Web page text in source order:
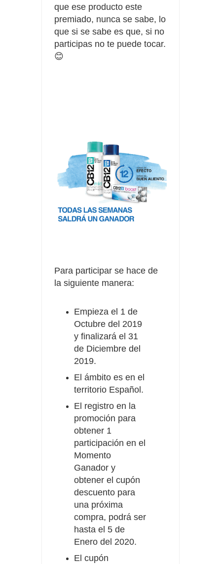
que ese producto este
premiado, nunca se sabe, lo
que si se sabe es que, si no
participas no te puede tocar.
😊
Para participar se hace de
la siguiente manera:
Empieza el 1 de
Octubre del 2019
y finalizará el 31
de Diciembre del
2019.
El ámbito es en el
territorio Español.
El registro en la
promoción para
obtener 1
participación en el
Momento
Ganador y
obtener el cupón
descuento para
una próxima
compra, podrá ser
hasta el 5 de
Enero del 2020.
El cupón